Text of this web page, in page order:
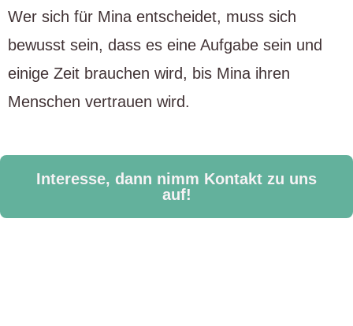
Wer sich für Mina entscheidet, muss sich
bewusst sein, dass es eine Aufgabe sein und
einige Zeit brauchen wird, bis Mina ihren
Menschen vertrauen wird.
Interesse, dann nimm Kontakt zu uns
auf!